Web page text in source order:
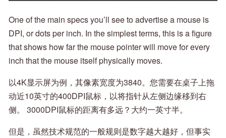
One of the main specs you’ll see to advertise a mouse is
DPI, or dots per inch. In the simplest terms, this is a figure
that shows how far the mouse pointer will move for every
inch that the mouse itself physically moves.
以4K显示屏为例，其像素宽度为3840。您需要在桌子上拖
动近10英寸的400DPI鼠标，以将指针从左侧边缘移到右
侧。 3000DPI鼠标的距离有多远？大约一英寸半。
但是，虽然技术规范的一般规则是数字越大越好，但事实